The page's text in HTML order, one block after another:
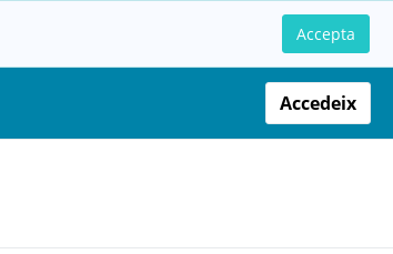
Accepta
Accedeix